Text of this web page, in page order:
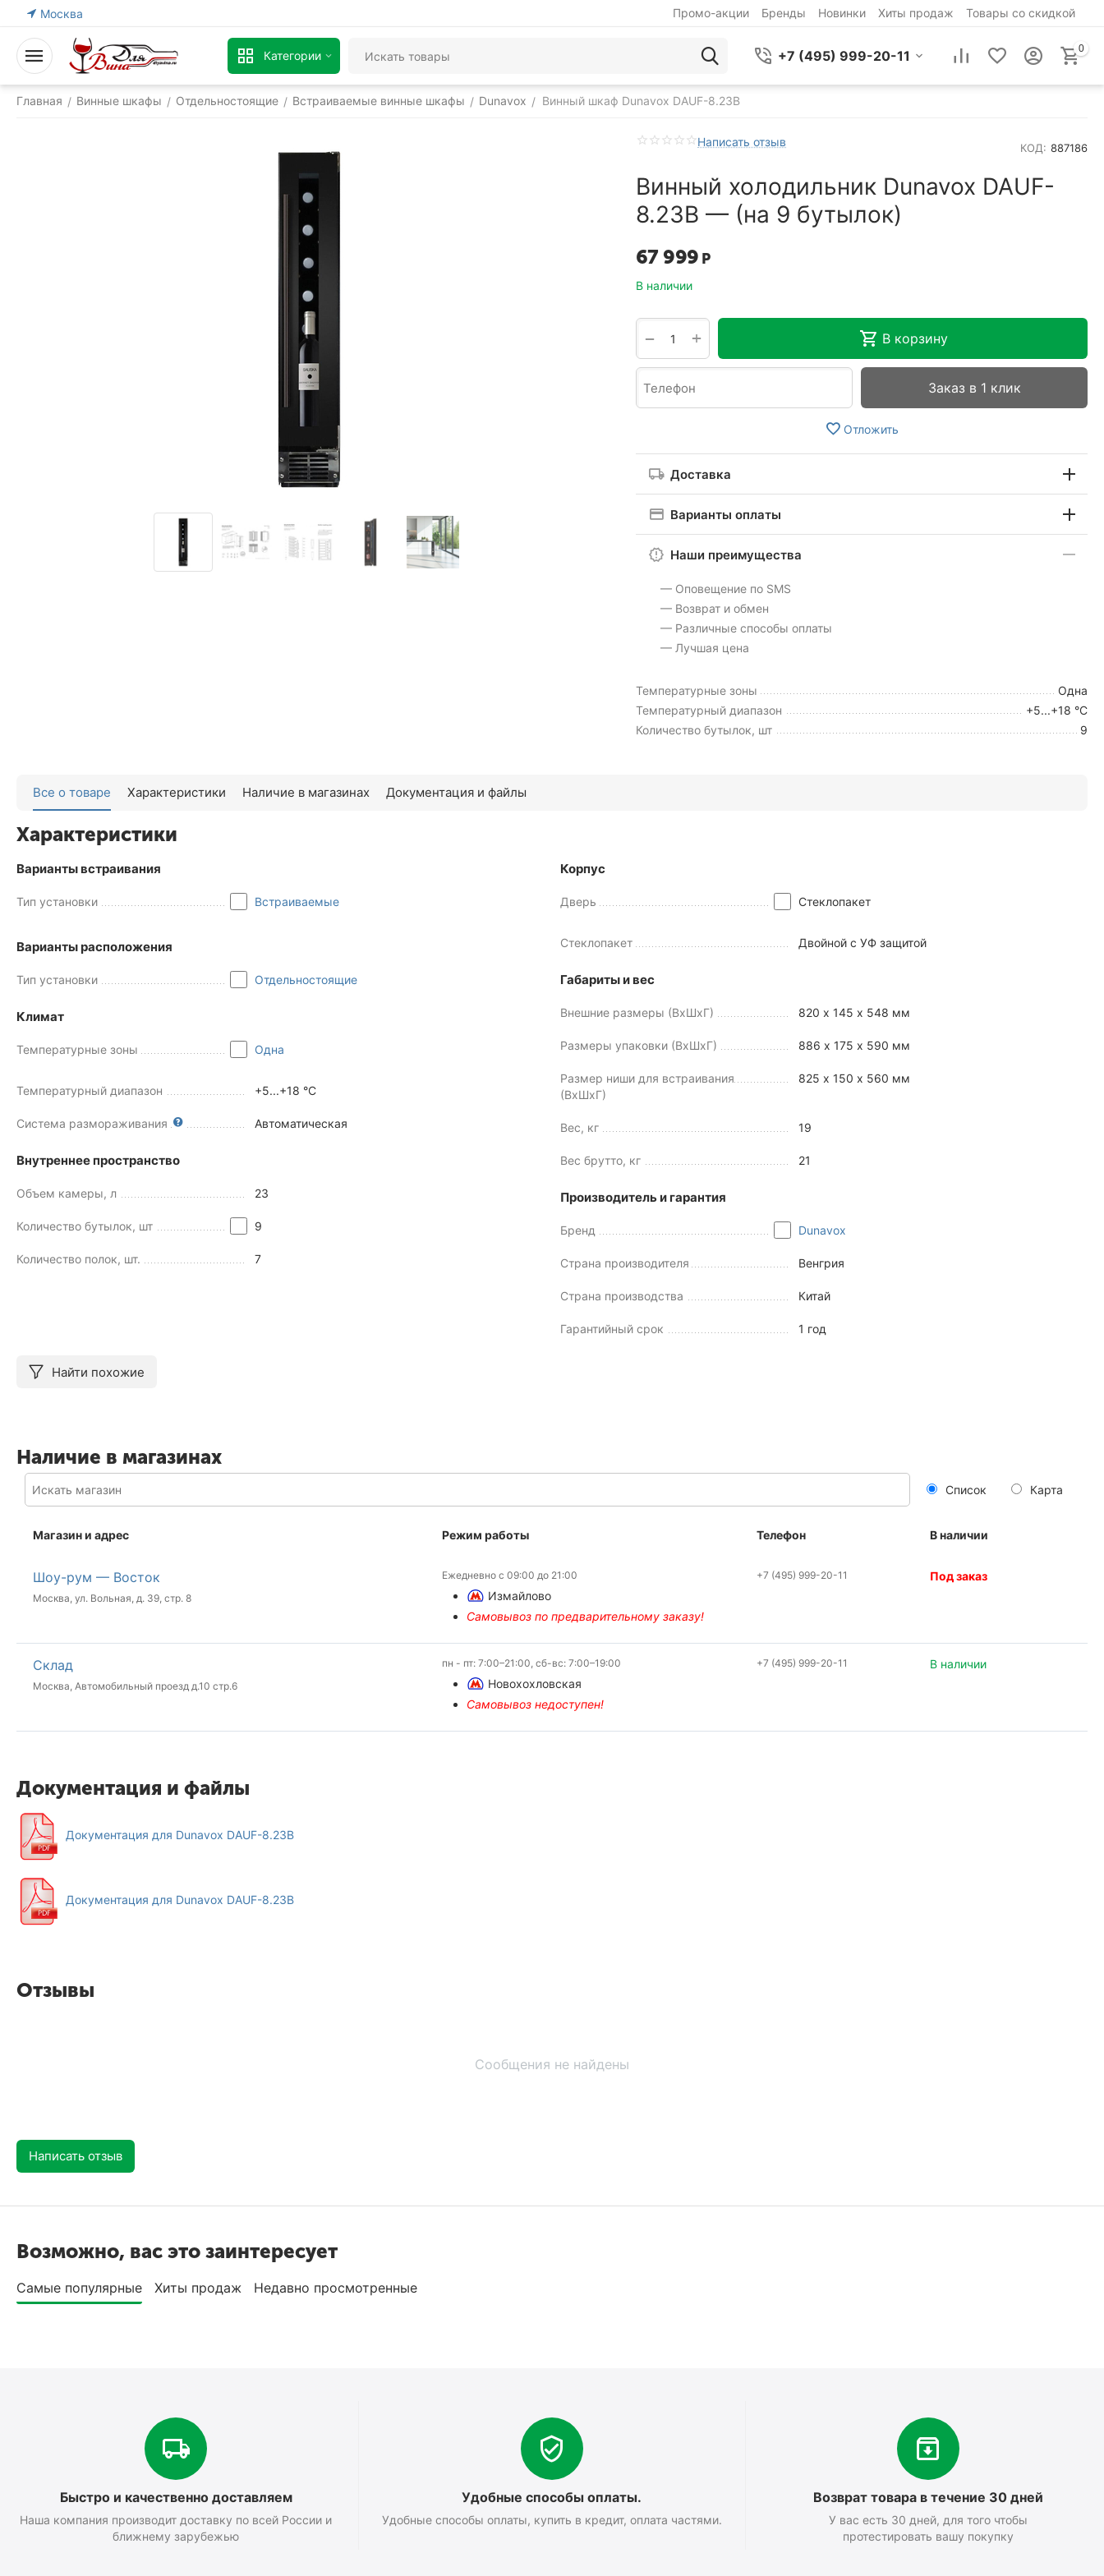
Москва Промо-акции Бренды Новинки Хиты продаж Товары со скидкой
Категории +7 (495) 999-20-11 0
Главная / Винные шкафы / Отдельностоящие / Встраиваемые винные шкафы / Dunavox / Винный шкаф Dunavox DAUF-8.23B
Написать отзыв КОД: 887186
Винный холодильник Dunavox DAUF-
8.23B — (на 9 бутылок)
67 999 Р
В наличии
+
− В корзину
Заказ в 1 клик
Отложить
Доставка
Варианты оплаты
Наши преимущества
— Оповещение по SMS
— Возврат и обмен
— Различные способы оплаты
— Лучшая цена
Температурные зоны
Одна
Температурный диапазон
+5...+18 °C
Количество бутылок, шт
9
Все о товаре Характеристики Наличие в магазинах Документация и файлы
Характеристики
Варианты встраивания
Тип установки Встраиваемые
Варианты расположения
Тип установки Отдельностоящие
Климат
Температурные зоны Одна
Температурный диапазон +5...+18 °C
Система размораживания Автоматическая
Внутреннее пространство
Объем камеры, л 23
Количество бутылок, шт 9
Количество полок, шт. 7
Корпус
Дверь Стеклопакет
Стеклопакет Двойной с УФ защитой
Габариты и вес
Внешние размеры (ВхШхГ) 820 x 145 x 548 мм
Размеры упаковки (ВхШхГ) 886 x 175 x 590 мм
Размер ниши для встраивания
(ВхШхГ)
825 х 150 х 560 мм
Вес, кг 19
Вес брутто, кг 21
Производитель и гарантия
Бренд Dunavox
Страна производителя Венгрия
Страна производства Китай
Гарантийный срок 1 год
Найти похожие
Наличие в магазинах
Список Карта
Магазин и адрес Режим работы Телефон В наличии
Шоу-рум — Восток
Москва, ул. Вольная, д. 39, стр. 8
Ежедневно с 09:00 до 21:00
Измайлово
Самовывоз по предварительному заказу!
+7 (495) 999-20-11 Под заказ
Склад
Москва, Автомобильный проезд д.10 стр.6
пн - пт: 7:00–21:00, сб-вс: 7:00–19:00
Новохохловская
Самовывоз недоступен!
+7 (495) 999-20-11 В наличии
Документация и файлы
Документация для Dunavox DAUF-8.23B
Документация для Dunavox DAUF-8.23B
Отзывы
Сообщения не найдены
Написать отзыв
Возможно, вас это заинтересует
Самые популярные Хиты продаж Недавно просмотренные
Быстро и качественно доставляем
Наша компания производит доставку по всей России и
ближнему зарубежью
Удобные способы оплаты.
Удобные способы оплаты, купить в кредит, оплата частями.
Возврат товара в течение 30 дней
У вас есть 30 дней, для того чтобы
протестировать вашу покупку